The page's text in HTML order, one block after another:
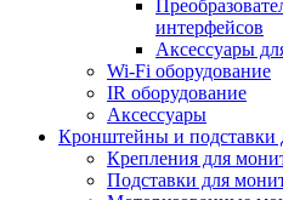
интерфейсов
Аксессуары
Wi-Fi оборудование
IR оборудование
Аксессуары
Кронштейны и подставки
Крепления для
Подставки для